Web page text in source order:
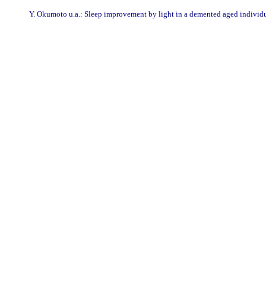
Y. Okumoto u.a.: Sleep improvement by light in a demented aged